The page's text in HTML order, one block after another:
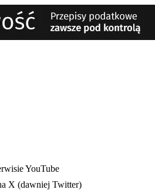
YouTube
X (dawniej Twitter)